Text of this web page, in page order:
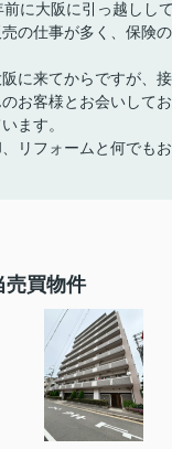
に大阪に引っ越しし
の仕事が多く、保険
に来てからですが、
お客様とお会いして
ます。
リフォームと何でも
売買物件